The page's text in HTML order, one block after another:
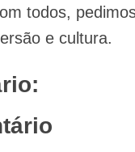
todos,
e cultura.